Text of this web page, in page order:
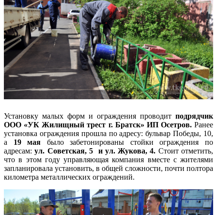
Установку малых форм и ограждения проводит подрядчик
ООО «УК Жилищный трест г. Братск» ИП Осетров.Ранее
установка ограждения прошла по адресу: бульвар Победы, 10,
а 19 мая было забетонированы стойки ограждения по
адресам:ул. Советская, 5 и ул. Жукова, 4. Стоит отметить,
что в этом году управляющая компания вместе с жителями
запланировала установить, в общей сложности, почти полтора
километра металлических ограждений.